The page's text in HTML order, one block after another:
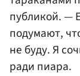
публикой. —
подумают,
не буду. Я
ради пиара.